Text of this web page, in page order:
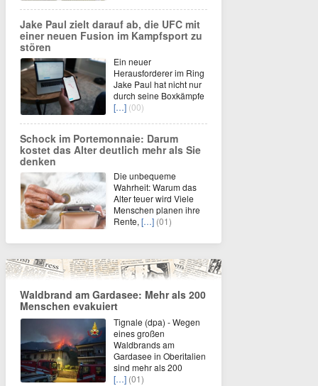
Jake Paul zielt darauf ab, die UFC mit
einer neuen Fusion im Kampfsport zu
stören
Ein neuer
Herausforderer im Ring
Jake Paul hat nicht nur
durch seine Boxkämpfe
[…] (00)
Schock im Portemonnaie: Darum
kostet das Alter deutlich mehr als Sie
denken
Die unbequeme
Wahrheit: Warum das
Alter teuer wird Viele
Menschen planen ihre
Rente, […] (01)
Waldbrand am Gardasee: Mehr als 200
Menschen evakuiert
Tignale (dpa) - Wegen
eines großen
Waldbrands am
Gardasee in Oberitalien
sind mehr als 200
[…] (01)